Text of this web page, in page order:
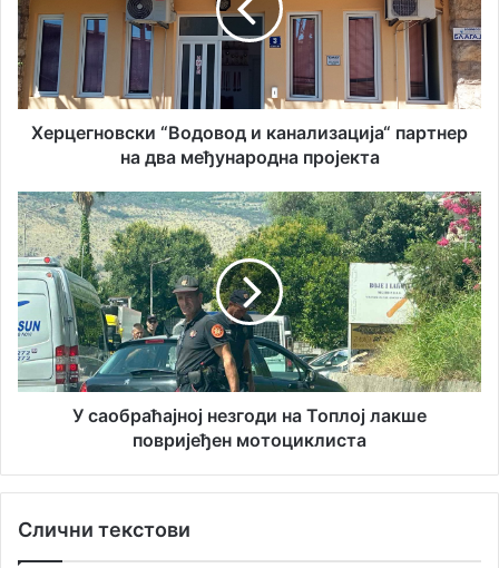
е
м
а
и
л
е
с
у
е
г
н
о
в
“
В
о
д
о
в
о
д
и
а
и
Херцегновски “Водовод и канализација“ партнер
на два међународна пројекта
У
с
а
о
б
р
а
ћ
а
е
У саобраћајној незгоди на Топлој лакше
повријеђен мотоциклиста
Слични текстови